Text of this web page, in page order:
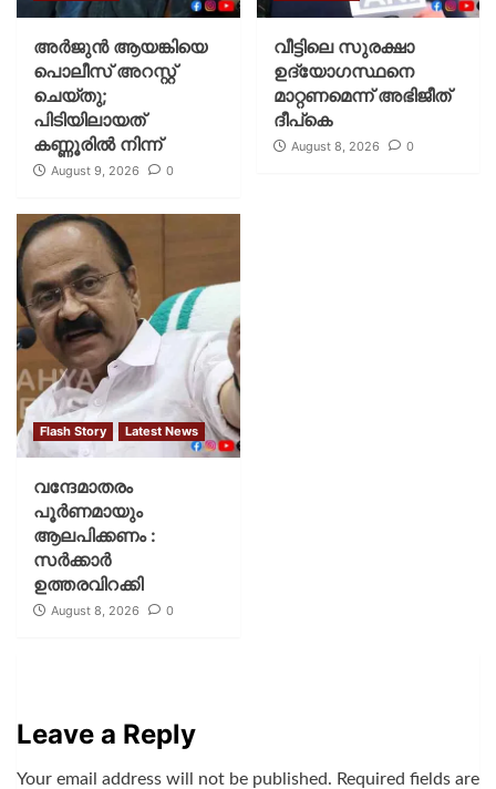
അർജുൻ ആയങ്കിയെ
പൊലീസ് അറസ്റ്റ്
ചെയ്‌തു;
പിടിയിലായത്
കണ്ണൂരിൽ നിന്ന്
August 9, 2026 0
വീട്ടിലെ സുരക്ഷാ
ഉദ്യോഗസ്ഥനെ
മാറ്റണമെന്ന് അഭിജീത്
ദീപ്‌കെ
August 8, 2026 0
Flash Story Latest News
വന്ദേമാതരം
പൂര്‍ണമായും
ആലപിക്കണം :
സര്‍ക്കാര്‍
ഉത്തരവിറക്കി
August 8, 2026 0
Leave a Reply
Your email address will not be published. Required fields are